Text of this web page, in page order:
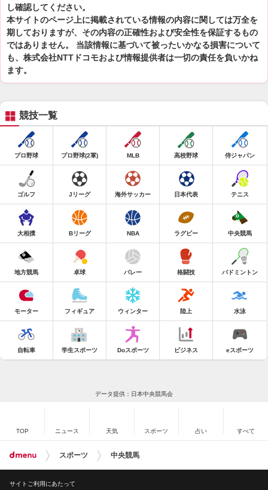
し確認してください。
本サイトのページ上に掲載されている情報の内容に関しては万全を
期しておりますが、その内容の正確性および安全性を保証するもの
ではありません。 当該情報に基づいて被ったいかなる損害について
も、株式会社NTTドコモおよび情報提供者は一切の責任を負いかね
ます。
競技一覧
プロ野球 プロ野球(2軍) MLB 高校野球 侍ジャパン
ゴルフ Jリーグ 海外サッカー 日本代表 テニス
大相撲 Bリーグ NBA ラグビー 中央競馬
地方競馬 卓球 バレー 格闘技 バドミントン
モーター フィギュア ウィンター 陸上 水泳
自転車 学生スポーツ Doスポーツ ビジネス eスポーツ
データ提供：日本中央競馬会
TOP ニュース 天気 スポーツ 占い すべて
スポーツ 中央競馬
サイトご利用にあたって